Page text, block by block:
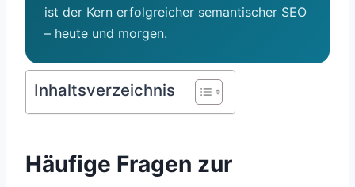
ist der Kern erfolgreicher semantischer SEO
– heute und morgen.
Inhaltsverzeichnis
Häufige Fragen zur